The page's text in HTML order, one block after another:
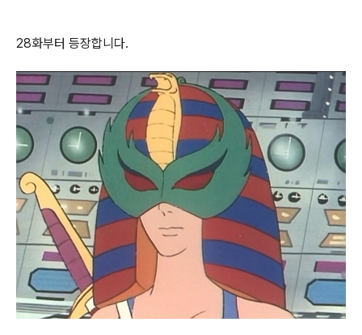
28화부터 등장합니다.